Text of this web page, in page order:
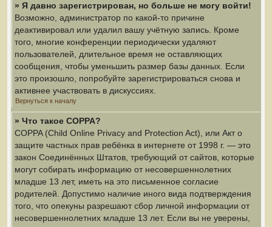
» Я давно зарегистрирован, но больше не могу войти!
Возможно, администратор по какой-то причине
деактивировал или удалил вашу учётную запись. Кроме
того, многие конференции периодически удаляют
пользователей, длительное время не оставляющих
сообщения, чтобы уменьшить размер базы данных. Если
это произошло, попробуйте зарегистрироваться снова и
активнее участвовать в дискуссиях.
Вернуться к началу
» Что такое COPPA?
COPPA (Child Online Privacy and Protection Act), или Акт о
защите частных прав ребёнка в интернете от 1998 г. — это
закон Соединённых Штатов, требующий от сайтов, которые
могут собирать информацию от несовершеннолетних
младше 13 лет, иметь на это письменное согласие
родителей. Допустимо наличие иного вида подтверждения
того, что опекуны разрешают сбор личной информации от
несовершеннолетних младше 13 лет. Если вы не уверены,